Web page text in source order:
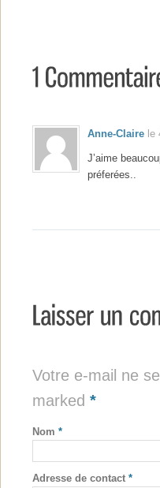
Anne-Claire le
J’aime
préferées..
Votre e-mail ne
marked *
Nom *
Adresse de contact *